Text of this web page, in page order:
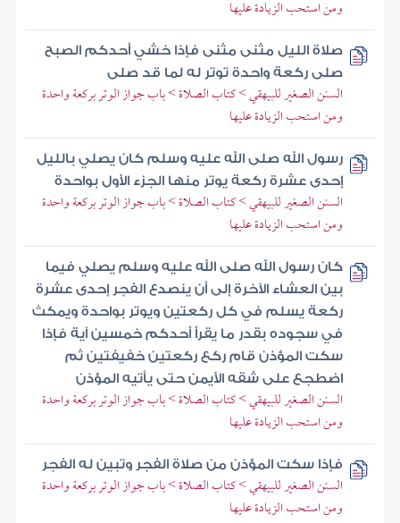
ومن استحب الزيادة عليها
صلاة الليل مثنى مثنى فإذا خشي أحدكم الصبح
صلى ركعة واحدة توتر له لما قد صلى
السنن الصغير للبيهقي > كتاب الصلاة > باب جواز الوتر بركعة واحدة
ومن استحب الزيادة عليها
رسول الله صلى الله عليه وسلم كان يصلي بالليل
إحدى عشرة ركعة يوتر منها الجزء الأول بواحدة
السنن الصغير للبيهقي > كتاب الصلاة > باب جواز الوتر بركعة واحدة
ومن استحب الزيادة عليها
كان رسول الله صلى الله عليه وسلم يصلي فيما
بين العشاء الآخرة إلى أن ينصدع الفجر إحدى عشرة
ركعة يسلم في كل ركعتين ويوتر بواحدة ويمكث
في سجوده بقدر ما يقرأ أحدكم خمسين آية فإذا
سكت المؤذن قام ركع ركعتين خفيفتين ثم
اضطجع على شقه الأيمن حتى يأتيه المؤذن
السنن الصغير للبيهقي > كتاب الصلاة > باب جواز الوتر بركعة واحدة
ومن استحب الزيادة عليها
فإذا سكت المؤذن من صلاة الفجر وتبين له الفجر
السنن الصغير للبيهقي > كتاب الصلاة > باب جواز الوتر بركعة واحدة
ومن استحب الزيادة عليها